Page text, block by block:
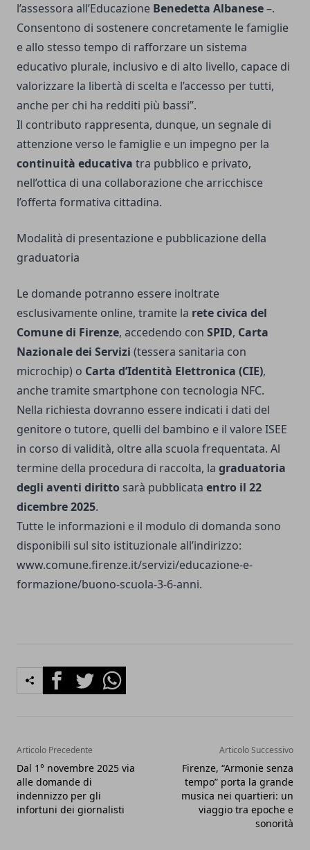
l’assessora all’Educazione Benedetta Albanese–.
Consentono di sostenere concretamente le famiglie
e allo stesso tempo di rafforzare un sistema
educativo plurale, inclusivo e di alto livello, capace di
valorizzare la libertà di scelta e l’accesso per tutti,
anche per chi ha redditi più bassi”.
Il contributo rappresenta, dunque, un segnale di
attenzione verso le famiglie e un impegno per la
continuità educativa tra pubblico e privato,
nell’ottica di una collaborazione che arricchisce
l’offerta formativa cittadina.
Modalità di presentazione e pubblicazione della
graduatoria
Le domande potranno essere inoltrate
esclusivamente online, tramite la rete civica del
Comune di Firenze, accedendo con SPID, Carta
Nazionale dei Servizi (tessera sanitaria con
microchip) o Carta d’Identità Elettronica (CIE),
anche tramite smartphone con tecnologia NFC.
Nella richiesta dovranno essere indicati i dati del
genitore o tutore, quelli del bambino e il valore ISEE
in corso di validità, oltre alla scuola frequentata. Al
termine della procedura di raccolta, la graduatoria
degli aventi diritto sarà pubblicata entro il 22
dicembre 2025.
Tutte le informazioni e il modulo di domanda sono
disponibili sul sito istituzionale all’indirizzo:
www.comune.firenze.it/servizi/educazione-e-
formazione/buono-scuola-3-6-anni.
FacebookTwitterWhatsapp
Articolo Precedente
Dal 1° novembre 2025 via
alle domande di
indennizzo per gli
infortuni dei giornalisti
Articolo Successivo
Firenze, “Armonie senza
tempo” porta la grande
musica nei quartieri: un
viaggio tra epoche e
sonorità